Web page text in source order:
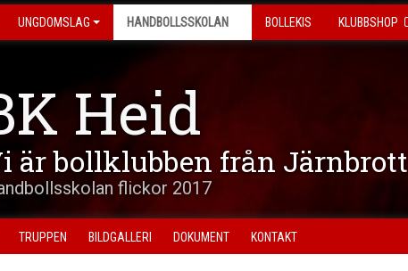
UNGDOMSLAG HANDBOLLSSKOLAN BOLLEKIS KLUBBSHOP
Heid
är bollklubben från Järnbrott
flickor 2017
TRUPPEN BILDGALLERI DOKUMENT KONTAKT